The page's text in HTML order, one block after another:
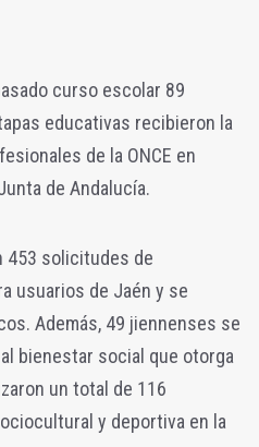
curso escolar 89
educativas recibieron la
de la ONCE en
de Andalucía.
453 solicitudes de
usuarios de Jaén y se
Además, 49 jiennenses se
bienestar social que otorga
un total de 116
y deportiva en la